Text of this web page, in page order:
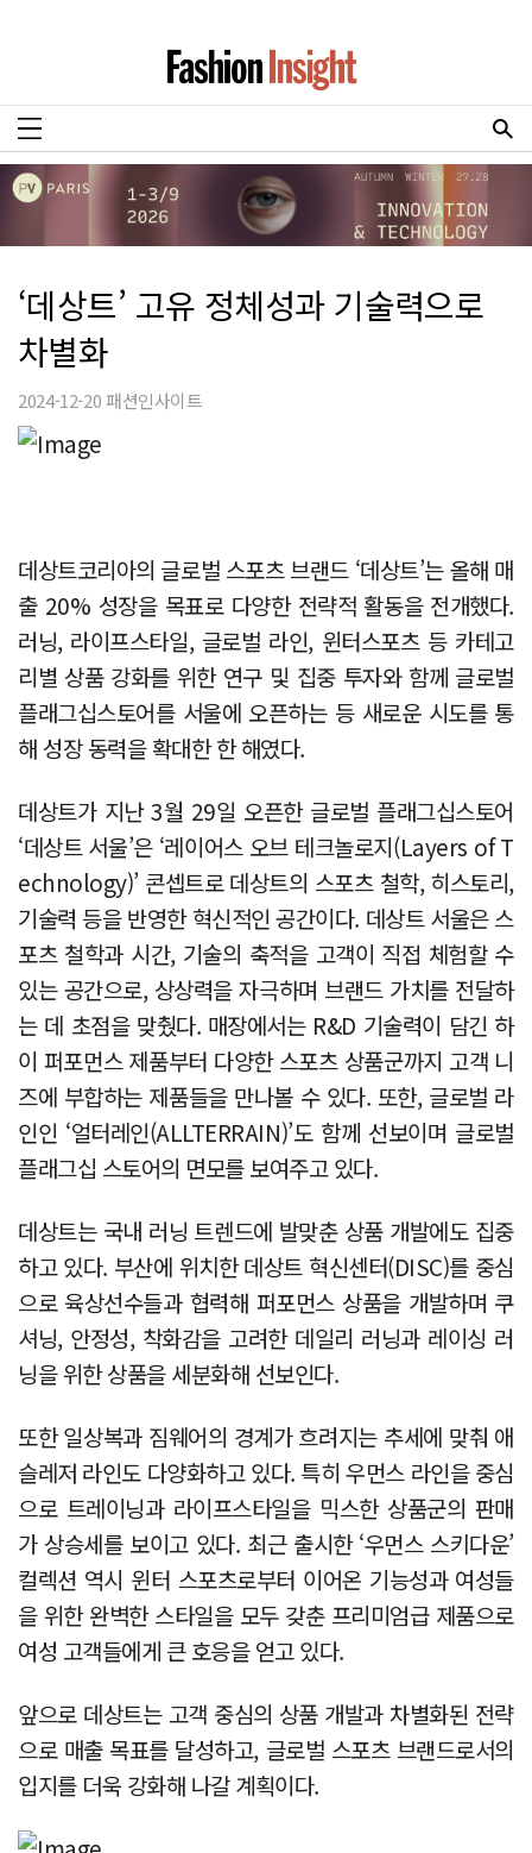
‘데상트’ 고유 정체성과 기술력으로
차별화
2024-12-20 패션인사이트
데상트코리아의 글로벌 스포츠 브랜드 ‘데상트’는 올해 매
출 20% 성장을 목표로 다양한 전략적 활동을 전개했다.
러닝, 라이프스타일, 글로벌 라인, 윈터스포츠 등 카테고
리별 상품 강화를 위한 연구 및 집중 투자와 함께 글로벌
플래그십스토어를 서울에 오픈하는 등 새로운 시도를 통
해 성장 동력을 확대한 한 해였다.
데상트가 지난 3월 29일 오픈한 글로벌 플래그십스토어
‘데상트 서울’은 ‘레이어스 오브 테크놀로지(Layers of T
echnology)’ 콘셉트로 데상트의 스포츠 철학, 히스토리,
기술력 등을 반영한 혁신적인 공간이다. 데상트 서울은 스
포츠 철학과 시간, 기술의 축적을 고객이 직접 체험할 수
있는 공간으로, 상상력을 자극하며 브랜드 가치를 전달하
는 데 초점을 맞췄다. 매장에서는 R&D 기술력이 담긴 하
이 퍼포먼스 제품부터 다양한 스포츠 상품군까지 고객 니
즈에 부합하는 제품들을 만나볼 수 있다. 또한, 글로벌 라
인인 ‘얼터레인(ALLTERRAIN)’도 함께 선보이며 글로벌
플래그십 스토어의 면모를 보여주고 있다.
데상트는 국내 러닝 트렌드에 발맞춘 상품 개발에도 집중
하고 있다. 부산에 위치한 데상트 혁신센터(DISC)를 중심
으로 육상선수들과 협력해 퍼포먼스 상품을 개발하며 쿠
셔닝, 안정성, 착화감을 고려한 데일리 러닝과 레이싱 러
닝을 위한 상품을 세분화해 선보인다.
또한 일상복과 짐웨어의 경계가 흐려지는 추세에 맞춰 애
슬레저 라인도 다양화하고 있다. 특히 우먼스 라인을 중심
으로 트레이닝과 라이프스타일을 믹스한 상품군의 판매
가 상승세를 보이고 있다. 최근 출시한 ‘우먼스 스키다운’
컬렉션 역시 윈터 스포츠로부터 이어온 기능성과 여성들
을 위한 완벽한 스타일을 모두 갖춘 프리미엄급 제품으로
여성 고객들에게 큰 호응을 얻고 있다.
앞으로 데상트는 고객 중심의 상품 개발과 차별화된 전략
으로 매출 목표를 달성하고, 글로벌 스포츠 브랜드로서의
입지를 더욱 강화해 나갈 계획이다.